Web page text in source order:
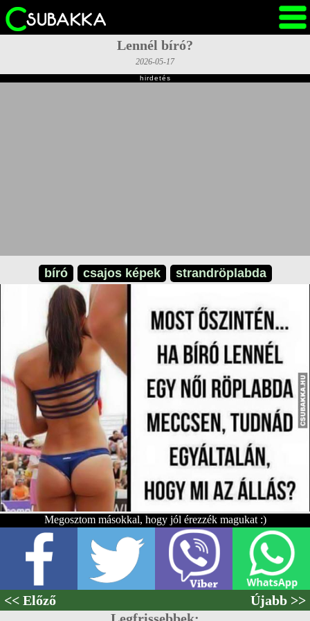
Lennél bíró?
2026-05-17
hirdetés
bíró csajos képek strandröplabda
Megosztom másokkal, hogy jól érezzék magukat :)
<< Előző
Újabb >>
Legfrissebbek: